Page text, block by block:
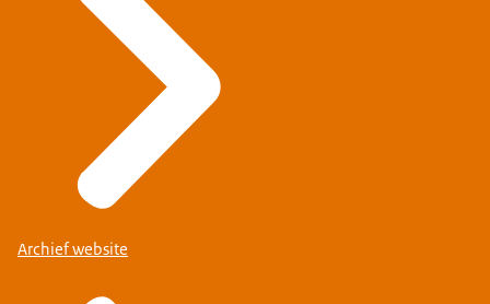
Archief website